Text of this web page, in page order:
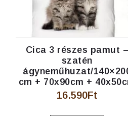
Cica 3 részes pamut –
szatén
ágyneműhuzat/
cm + 70x90cm +
16.590Ft